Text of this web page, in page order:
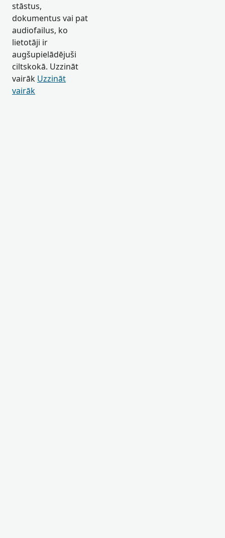
stāstus,
dokumentus vai pat
audiofailus, ko
lietotāji ir
augšupielādējuši
ciltskokā. Uzzināt
vairāk Uzzināt
vairāk